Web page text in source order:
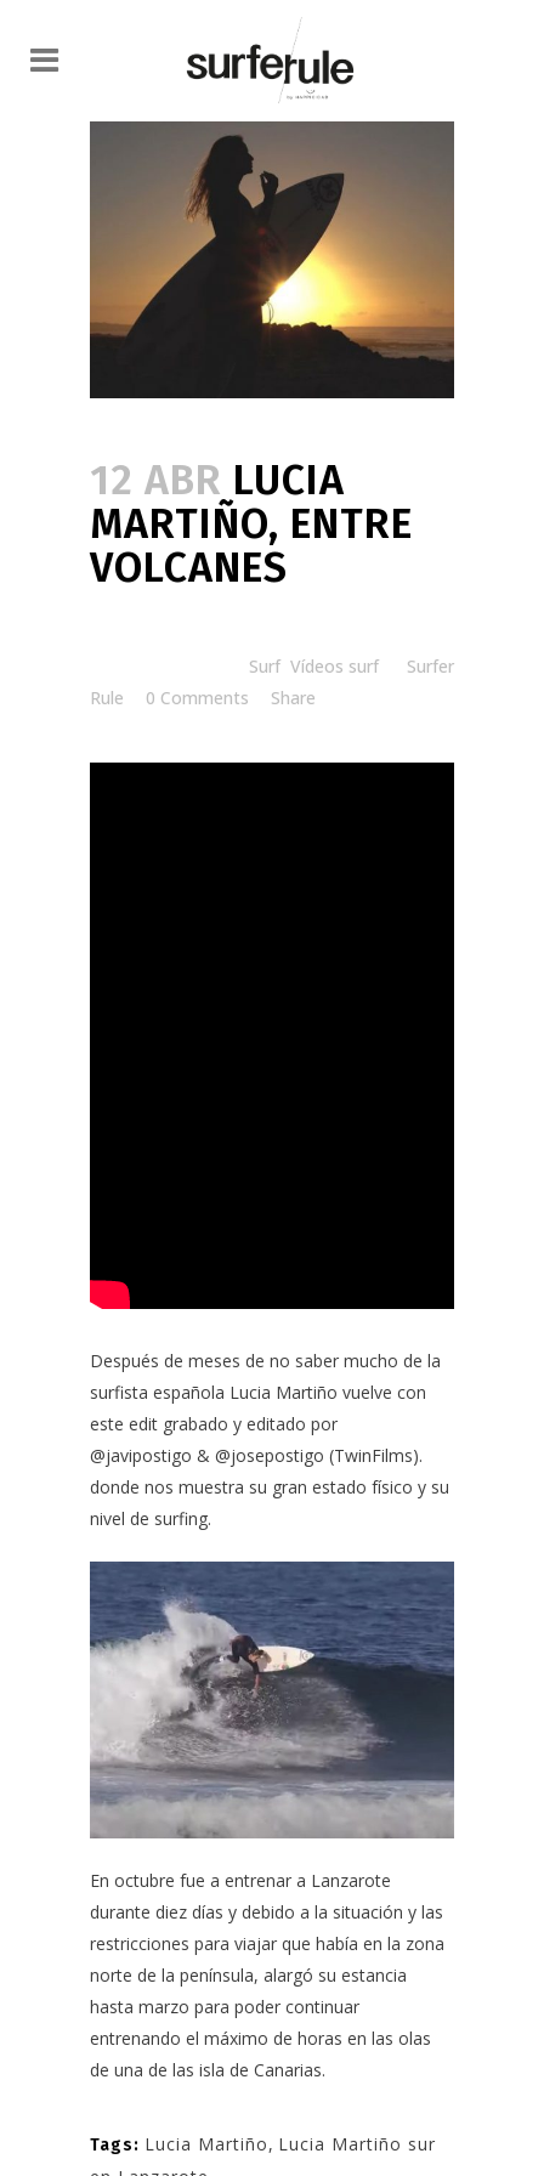
12 ABR LUCIA
MARTIÑO, ENTRE
VOLCANES
Surf Vídeos surf
Surfer
Rule
0 Comments Share
Después de meses de no saber mucho de la
surfista española Lucia Martiño vuelve con
este edit grabado y editado por
@javipostigo & @josepostigo (TwinFilms).
donde nos muestra su gran estado físico y su
nivel de surfing.
En octubre fue a entrenar a Lanzarote
durante diez días y debido a la situación y las
restricciones para viajar que había en la zona
norte de la península, alargó su estancia
hasta marzo para poder continuar
entrenando el máximo de horas en las olas
de una de las isla de Canarias.
Tags: Lucia Martiño, Lucia Martiño sur